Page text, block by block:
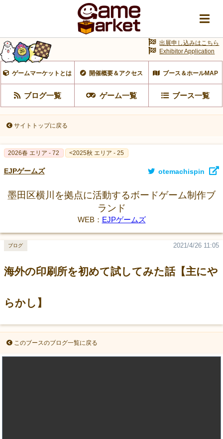
ゲームマーケットとは 開催概要＆アクセス ブース＆ホールMAP
ブログ一覧 ゲーム一覧 ブース一覧
出展申し込みはこちら
Exhibitor Application
サイトトップに戻る
2026春 エリア - 72 <2025秋 エリア - 25
EJPゲームズ otemachispin
墨田区横川を拠点に活動するボードゲーム制作ブ
ランド
WEB： EJPゲームズ
海外の印刷所を初めて試してみた話【主にや
らかし】
2021/4/26 11:05
ブログ
このブースのブログ一覧に戻る